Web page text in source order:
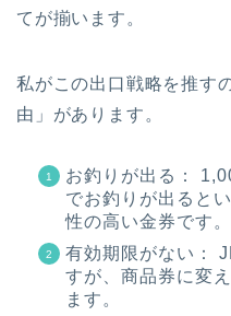
てが揃います。
私がこの出口戦略を推す
由」があります。
お釣りが出る：
でお釣りが出ると
性の高い金券です。
有効期限がない：
すが、商品券に変
ます。